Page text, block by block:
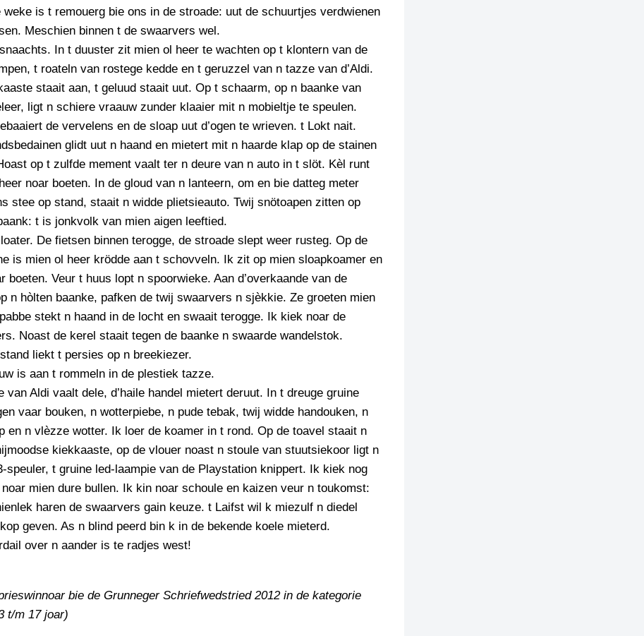
weke is t remouerg bie ons in de stroade: uut de schuurtjes verdwienen
Meschien binnen t de swaarvers wel.
In t duuster zit mien ol heer te wachten op t klontern van de
t roateln van rostege kedde en t geruzzel van n tazze van d’Aldi.
staait aan, t geluud staait uut. Op t schaarm, op n baanke van
ligt n schiere vraauw zunder klaaier mit n mobieltje te speulen.
de vervelens en de sloap uut d’ogen te wrieven. t Lokt nait.
glidt uut n haand en mietert mit n haarde klap op de stainen
op t zulfde mement vaalt ter n deure van n auto in t slöt. Kèl runt
noar boeten. In de gloud van n lanteern, om en bie datteg meter
stee op stand, staait n widde plietsieauto. Twij snötoapen zitten op
t is jonkvolk van mien aigen leeftied.
De fietsen binnen terogge, de stroade slept weer rusteg. Op de
is mien ol heer krödde aan t schovveln. Ik zit op mien sloapkoamer en
boeten. Veur t huus lopt n spoorwieke. Aan d’overkaande van de
n hòlten baanke, pafken de twij swaarvers n sjèkkie. Ze groeten mien
stekt n haand in de locht en swaait terogge. Ik kiek noar de
Noast de kerel staait tegen de baanke n swaarde wandelstok.
liekt t persies op n breekiezer.
is aan t rommeln in de plestiek tazze.
van Aldi vaalt dele, d’haile handel mietert deruut. In t dreuge gruine
vaar bouken, n wotterpiebe, n pude tebak, twij widde handouken, n
en n vlèzze wotter. Ik loer de koamer in t rond. Op de toavel staait n
kiekkaaste, op de vlouer noast n stoule van stuutsiekoor ligt n
speuler, t gruine led-laampie van de Playstation knippert. Ik kiek nog
mien dure bullen. Ik kin noar schoule en kaizen veur n toukomst:
haren de swaarvers gain keuze. t Laifst wil k miezulf n diedel
geven. As n blind peerd bin k in de bekende koele mieterd.
over n aander is te radjes west!
bie de Grunneger Schriefwedstried 2012 in de kategorie
t/m 17 joar)